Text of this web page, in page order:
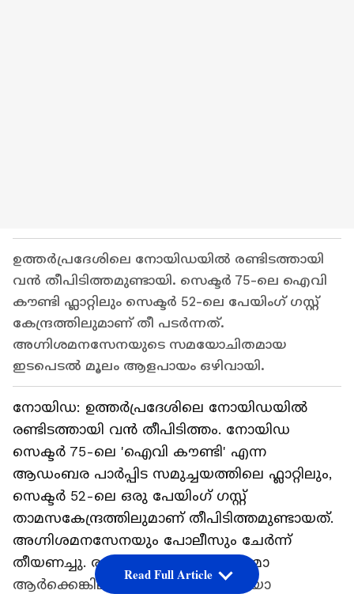
ഉത്തർപ്രദേശിലെ നോയിഡയിൽ രണ്ടിടത്തായി
വൻ തീപിടിത്തമുണ്ടായി. സെക്ടർ 75-ലെ ഐവി
കൗണ്ടി ഫ്ലാറ്റിലും സെക്ടർ 52-ലെ പേയിംഗ് ഗസ്റ്റ്
കേന്ദ്രത്തിലുമാണ് തീ പടർന്നത്.
അഗ്നിശമനസേനയുടെ സമയോചിതമായ
ഇടപെടൽ മൂലം ആളപായം ഒഴിവായി.
നോയിഡ: ഉത്തർപ്രദേശിലെ നോയിഡയിൽ
രണ്ടിടത്തായി വൻ തീപിടിത്തം. നോയിഡ
സെക്ടർ 75-ലെ 'ഐവി കൗണ്ടി' എന്ന
ആഡംബര പാർപ്പിട സമുച്ചയത്തിലെ ഫ്ലാറ്റിലും,
സെക്ടർ 52-ലെ ഒരു പേയിംഗ് ഗസ്റ്റ്
താമസകേന്ദ്രത്തിലുമാണ് തീപിടിത്തമുണ്ടായത്.
അഗ്നിശമനസേനയും പോലീസും ചേർന്ന്
തീയണച്ചു. രണ്ടിടത്തും ആളപായമോ
ആർക്കെങ്കിലും പരിക്കേൽക്കുകയോ
Read Full Article